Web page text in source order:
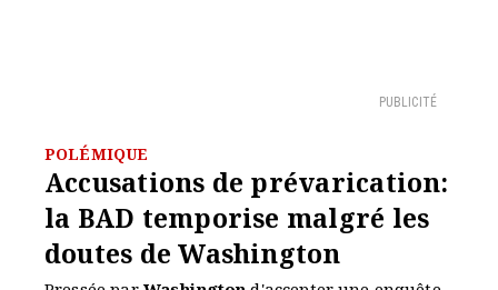
PUBLICITÉ
POLÉMIQUE
Accusations de prévarication:
la BAD temporise malgré les
doutes de Washington